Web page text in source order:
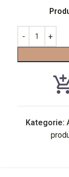
Kategorie: